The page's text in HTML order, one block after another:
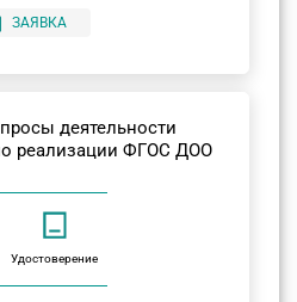
ЗАЯВКА
деятельности
реализации ФГОС ДОО
Удостоверение